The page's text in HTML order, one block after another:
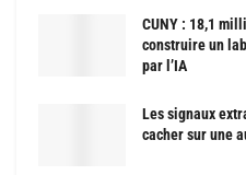
CUNY : 18,1
construire un
par l’IA
Les signaux
cacher sur une